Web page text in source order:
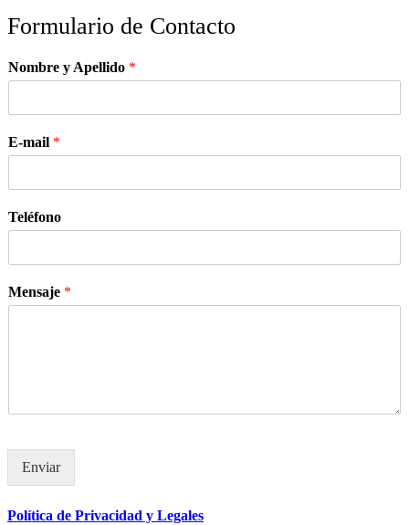
Formulario de Contacto
Nombre y Apellido *
E-mail *
Teléfono
Mensaje *
Enviar
Política de Privacidad y Legales